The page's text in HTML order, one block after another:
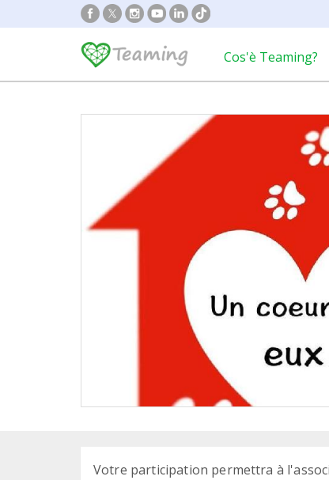
Cos'è Teaming?
Votre participation permettra à